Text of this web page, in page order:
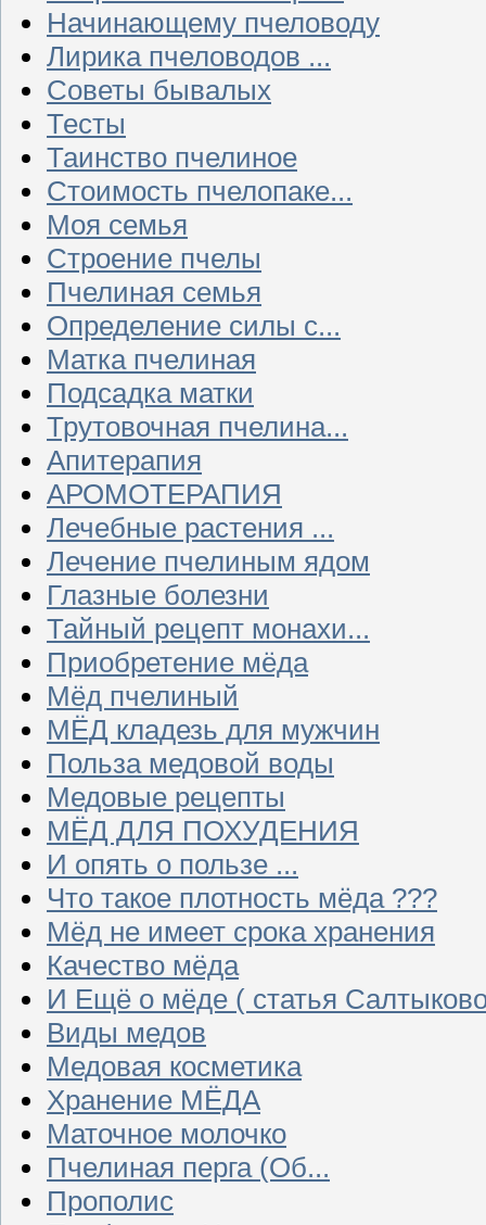
Начинающему пчеловоду
Лирика пчеловодов ...
Советы бывалых
Тесты
Таинство пчелиное
Стоимость пчелопаке...
Моя семья
Строение пчелы
Пчелиная семья
Определение силы с...
Матка пчелиная
Подсадка матки
Трутовочная пчелина...
Апитерапия
АРОМОТЕРАПИЯ
Лечебные растения ...
Лечение пчелиным ядом
Глазные болезни
Тайный рецепт монахи...
Приобретение мёда
Мёд пчелиный
МЁД кладезь для мужчин
Польза медовой воды
Медовые рецепты
МЁД ДЛЯ ПОХУДЕНИЯ
И опять о пользе ...
Что такое плотность мёда ???
Мёд не имеет срока хранения
Качество мёда
И Ещё о мёде ( статья
Виды медов
Медовая косметика
Хранение МЁДА
Маточное молочко
Пчелиная перга (Об...
Прополис